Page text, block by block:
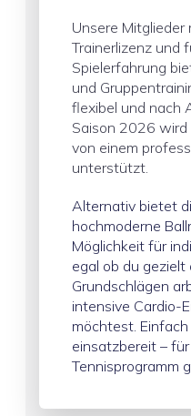
Unsere Mitglieder
Trainerlizenz und
Spielerfahrung
und
flexibel und nach
Saison 2026 wird
von einem
unterstützt.
Alternativ bietet
hochmoderne
Möglichkeit für
egal ob du gezielt
Grundschlägen
intensive Cardio-
möchtest.
einsatzbereit –
Tennisprogramm